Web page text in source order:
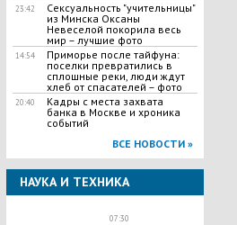
23:42
Сексуальность "учительницы"
из Минска Оксаны
Невеселой покорила весь
мир – лучшие фото
14:54
Приморье после тайфуна:
поселки превратились в
сплошные реки, люди ждут
хлеб от спасателей – фото
20:40
Кадры с места захвата
банка в Москве и хроника
событий
ВСЕ НОВОСТИ »
НАУКА И ТЕХНИКА
07:30